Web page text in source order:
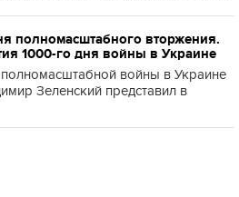
полномасштабного вторжения.
1000-го дня войны в Украине
войны в Украине
Зеленский представил в